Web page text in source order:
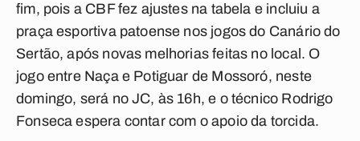
fim, pois a CBF fez ajustes na tabela e incluiu a
praça esportiva patoense nos jogos do Canário do
Sertão, após novas melhorias feitas no local. O
jogo entre Naça e Potiguar de Mossoró, neste
domingo, será no JC, às 16h, e o técnico Rodrigo
Fonseca espera contar com o apoio da torcida.